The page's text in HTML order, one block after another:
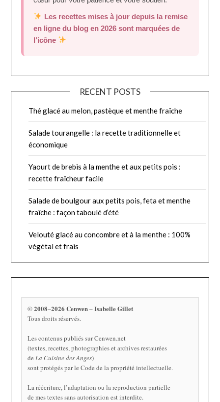
Les recettes mises à jour depuis la remise
en ligne du blog en 2026 sont marquées de
l’icône
RECENT POSTS
Thé glacé au melon, pastèque et menthe fraîche
Salade tourangelle : la recette traditionnelle et
économique
Yaourt de brebis à la menthe et aux petits pois :
recette fraîcheur facile
Salade de boulgour aux petits pois, feta et menthe
fraîche : façon taboulé d’été
Velouté glacé au concombre et à la menthe : 100%
végétal et frais
© 2008–2026 Cenwen – Isabelle Gillet
Tous droits réservés.
Les contenus publiés sur Cenwen.net
(textes, recettes, photographies et archives restaurées
deLa Cuisine des Anges)
sont protégés par le Code de la propriété intellectuelle.
La réécriture, l’adaptation ou la reproduction partielle
de mes textes sans autorisation est interdite.